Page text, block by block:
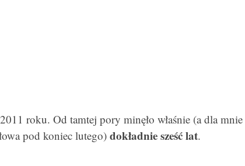
roku. Od tamtej pory minęło właśnie (a dla mnie
pod koniec lutego) dokładnie sześć lat.